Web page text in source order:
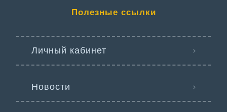
Полезные ссылки
Личный кабинет
Новости